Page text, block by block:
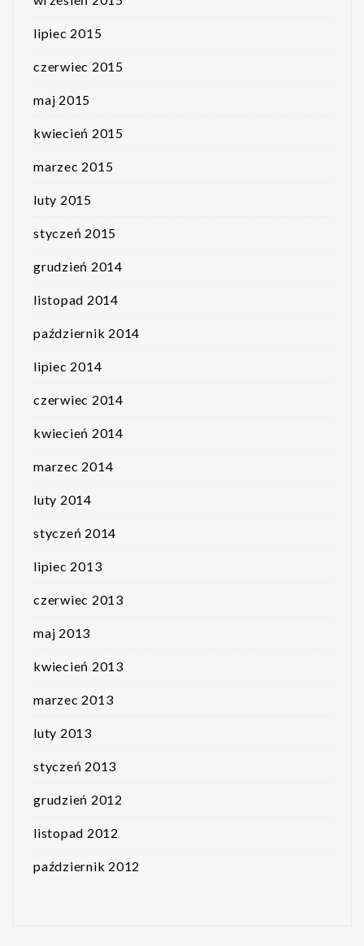
lipiec 2015
czerwiec 2015
maj 2015
kwiecień 2015
marzec 2015
luty 2015
styczeń 2015
grudzień 2014
listopad 2014
październik 2014
lipiec 2014
czerwiec 2014
kwiecień 2014
marzec 2014
luty 2014
styczeń 2014
lipiec 2013
czerwiec 2013
maj 2013
kwiecień 2013
marzec 2013
luty 2013
styczeń 2013
grudzień 2012
listopad 2012
październik 2012